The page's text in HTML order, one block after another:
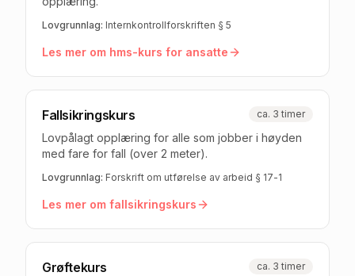
Lovgrunnlag: Internkontrollforskriften § 5
Les mer om hms-kurs for ansatte
Fallsikringskurs ca. 3 timer
Lovpålagt opplæring for alle som jobber i høyden
med fare for fall (over 2 meter).
Lovgrunnlag: Forskrift om utførelse av arbeid § 17-1
Les mer om fallsikringskurs
Grøftekurs ca. 3 timer